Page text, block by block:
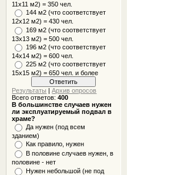
11х11 м2) = 350 чел.
144 м2 (что соответствует
12х12 м2) = 430 чел.
169 м2 (что соответствует
13х13 м2) = 500 чел.
196 м2 (что соответствует
14х14 м2) = 600 чел.
225 м2 (что соответствует
15х15 м2) = 650 чел. и более
Результаты |Архив опросов
Всего ответов:400
В большинстве случаев нужен
ли эксплуатируемый подвал в
храме?
Да нужен (под всем
зданием)
Как правило, нужен
В половине случаев нужен, в
половине - нет
Нужен небольшой (не под